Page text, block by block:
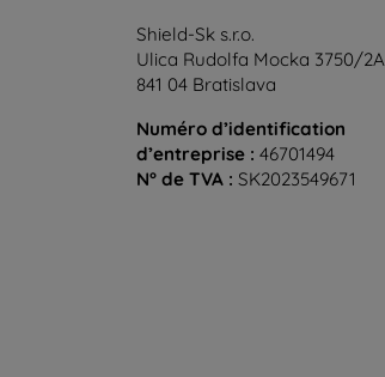
Shield-Sk s.r.o.
Ulica Rudolfa Mocka 3750/2A
841 04 Bratislava
Numéro d’identification
d’entreprise : 46701494
N° de TVA : SK2023549671